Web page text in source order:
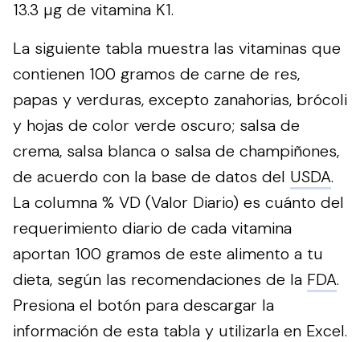
13.3 µg de vitamina K1.
La siguiente tabla muestra las vitaminas que
contienen 100 gramos de carne de res,
papas y verduras, excepto zanahorias, brócoli
y hojas de color verde oscuro; salsa de
crema, salsa blanca o salsa de champiñones,
de acuerdo con la base de datos del USDA.
La columna % VD (Valor Diario) es cuánto del
requerimiento diario de cada vitamina
aportan 100 gramos de este alimento a tu
dieta, según las recomendaciones de la FDA.
Presiona el botón para descargar la
información de esta tabla y utilizarla en Excel.